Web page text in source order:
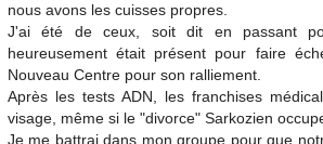
nous avons les cuisses propres.
J'ai été de ceux, soit dit en passant
heureusement était présent pour faire
Nouveau Centre pour son ralliement.
Après les tests ADN, les franchises
visage, même si le "divorce" Sarkozien
Je me battrai dans mon groupe pour que